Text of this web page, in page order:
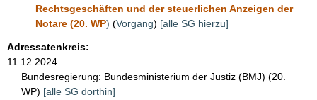
Rechtsgeschäften und der steuerlichen Anzeigen der
Notare (20. WP) (Vorgang) [alle SG hierzu]
Adressatenkreis:
11.12.2024
Bundesregierung: Bundesministerium der Justiz (BMJ) (20.
WP) [alle SG dorthin]